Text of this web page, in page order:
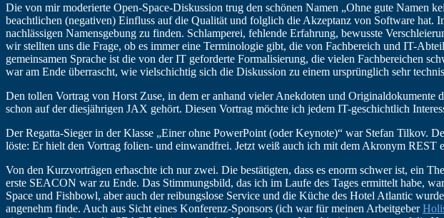
Die von mir moderierte Open-Space-Diskussion trug den schönen Namen „Ohne gute Namen
beachtlichen (negativen) Einfluss auf die Qualität und folglich die Akzeptanz von Software
nachlässigen Namensgebung zu finden. Schlamperei, fehlende Erfahrung, bewusste
wir stellten uns die Frage, ob es immer eine Terminologie gibt, die von Fachbereich und IT-
gemeinsamen Sprache ist die von der IT geforderte Formalisierung, die vielen Fachbereichen
war am Ende überrascht, wie vielschichtig sich die Diskussion zu einem ursprünglich sehr
Den tollen Vortrag von Horst Zuse, in dem er anhand vieler Anekdoten und Originaldokumente
schon auf der diesjährigen JAX gehört. Diesen Vortrag möchte ich jedem IT-geschichtlich
Der Regatta-Sieger in der Klasse „Einer ohne PowerPoint (oder Keynote)“ war Stefan Tilkov.
löste: Er hielt den Vortrag folien- und einwandfrei. Jetzt weiß auch ich mit dem Akronym REST
Von den Kurzvorträgen erhaschte ich nur zwei. Die bestätigten, dass es enorm schwer ist, ein
erste SEACON war zu Ende. Das Stimmungsbild, das ich im Laufe des Tages ermittelt habe,
Space und Fishbowl, aber auch der reibungslose Service und die Küche des Hotel Atlantic
angenehm finde. Auch aus Sicht eines Konferenz-Sponsors (ich war für meinen Arbeitgeber